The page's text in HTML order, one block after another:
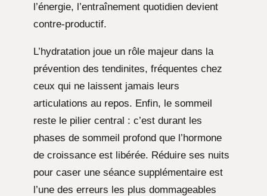
l’énergie, l’entraînement quotidien devient
contre-productif.
L’hydratation joue un rôle majeur dans la
prévention des tendinites, fréquentes chez
ceux qui ne laissent jamais leurs
articulations au repos. Enfin, le sommeil
reste le pilier central : c’est durant les
phases de sommeil profond que l’hormone
de croissance est libérée. Réduire ses nuits
pour caser une séance supplémentaire est
l’une des erreurs les plus dommageables